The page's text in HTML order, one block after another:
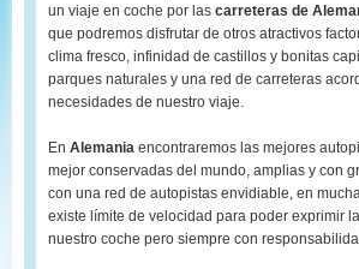
un viaje en coche por las carreteras de
que podremos disfrutar de otros atractivos
clima fresco, infinidad de castillos y bonitas
parques naturales y una red de carreteras
necesidades de nuestro viaje.
En Alemania encontraremos las mejores
mejor conservadas del mundo, amplias y con
con una red de autopistas envidiable, en
existe límite de velocidad para poder exprimir
nuestro coche pero siempre con